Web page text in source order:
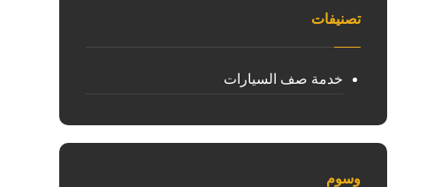
تصنيفات
خدمة صف السيارات
وسوم